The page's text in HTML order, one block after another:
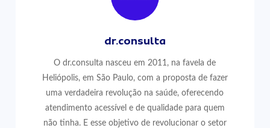
dr.consulta
O dr.consulta nasceu em 2011, na favela de
Heliópolis, em São Paulo, com a proposta de fazer
uma verdadeira revolução na saúde, oferecendo
atendimento acessível e de qualidade para quem
não tinha. E esse objetivo de revolucionar o setor